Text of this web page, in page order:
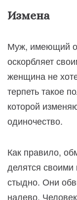
Измена
Муж, имеющий
оскорбляет
женщина не
терпеть такое
которой
одиночество.
Как правило,
делятся
стыдно. Они
налево.